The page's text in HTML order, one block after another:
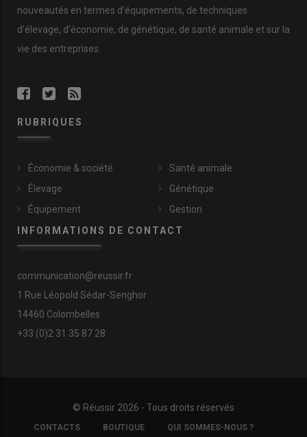
nouveautés en termes d’équipements, de techniques
d’élevage, d’économie, de génétique, de santé animale et sur la
vie des entreprises.
RUBRIQUES
Économie & société
Élevage
Équipement
Santé animale
Génétique
Gestion
INFORMATIONS DE CONTACT
communication@reussir.fr
1 Rue Léopold Sédar-Senghor
14460 Colombelles
+33 (0)2 31 35 87 28
© Réussir 2026 - Tous droits réservés
FOOTER
COPYRIGHT
CONTACTS BOUTIQUE QUI SOMMES-NOUS ?